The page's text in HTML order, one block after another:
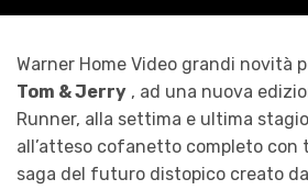
Warner Home Video grandi novità
Tom & Jerry , ad una nuova
Runner, alla settima e ultima
all’atteso cofanetto completo
saga del futuro distopico creato da